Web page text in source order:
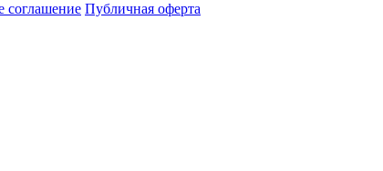
соглашение Публичная оферта